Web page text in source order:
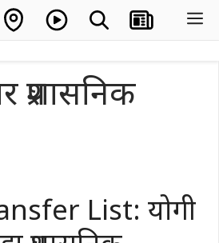
प्रशासनिक
List: योगी